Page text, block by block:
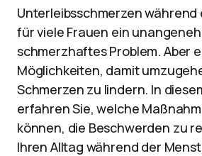
Unterleibsschmerzen während
für viele Frauen ein
schmerzhaftes Problem. Aber
Möglichkeiten, damit
Schmerzen zu lindern. In
erfahren Sie, welche
können, die Beschwerden zu
Ihren Alltag während der